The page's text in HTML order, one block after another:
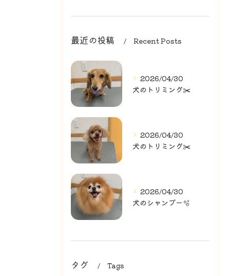
最近の投稿 Recent Posts
2026/04/30
犬のトリミング✂️
2026/04/30
犬のトリミング✂️
2026/04/30
犬のシャンプー🫧
タグ Tags